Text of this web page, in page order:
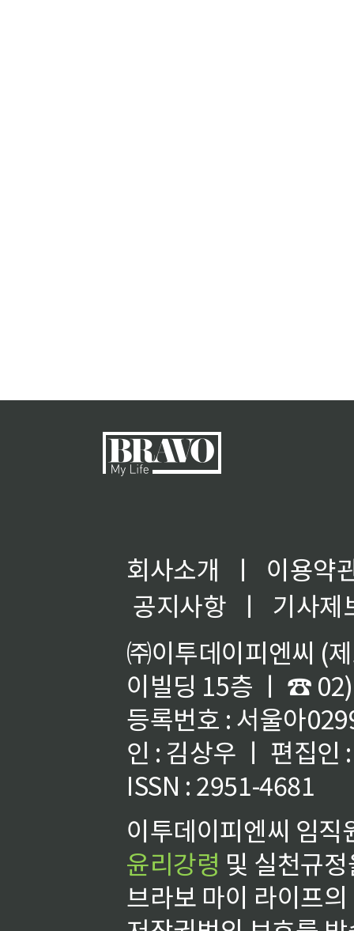
회사소개 ㅣ
이용약
공지사항
ㅣ
기사제
㈜이투데이피엔씨 (
이빌딩 15층 ㅣ ☎
등록번호 : 서울아
인 : 김상우 ㅣ 편집인
ISSN : 2951-4681
이투데이피엔씨 임
윤리강령 및 실천규
브라보 마이 라이프